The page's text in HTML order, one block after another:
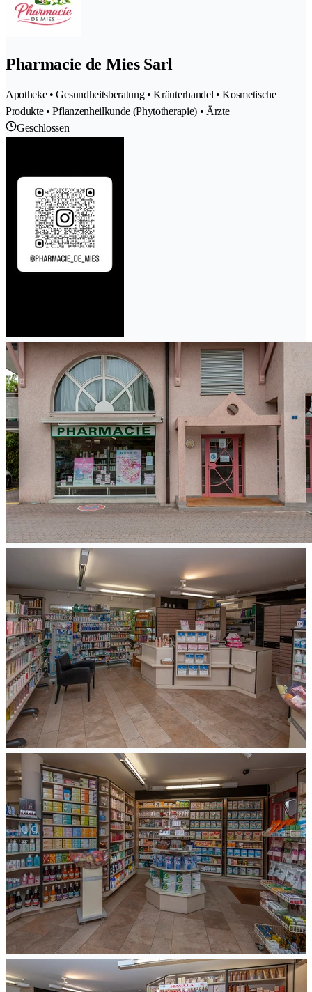
Pharmacie de Mies Sarl
Apotheke • Gesundheitsberatung • Kräuterhandel • Kosmetische
Produkte • Pflanzenheilkunde (Phytotherapie) • Ärzte
Geschlossen